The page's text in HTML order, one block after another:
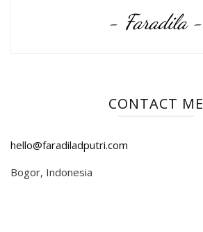
- Faradila -
CONTACT ME
hello@faradiladputri.com
Bogor, Indonesia